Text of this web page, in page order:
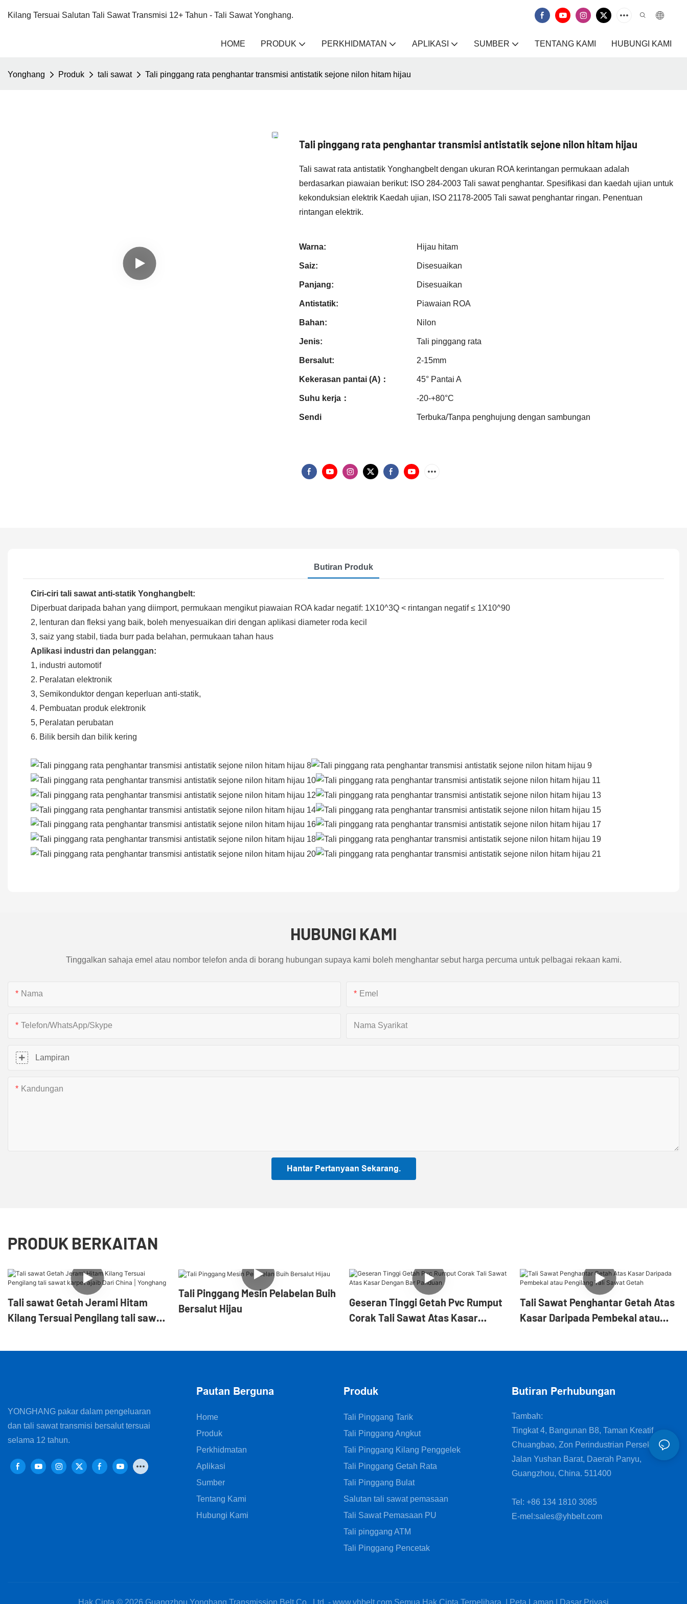
Kilang Tersuai Salutan Tali Sawat Transmisi 12+ Tahun - Tali Sawat Yonghang.
HOME PRODUK PERKHIDMATAN APLIKASI SUMBER TENTANG KAMI HUBUNGI KAMI
Yonghang Produk tali sawat Tali pinggang rata penghantar transmisi antistatik sejone nilon hitam hijau
Tali pinggang rata penghantar transmisi antistatik sejone nilon hitam hijau
Tali sawat rata antistatik Yonghangbelt dengan ukuran ROA kerintangan permukaan adalah
berdasarkan piawaian berikut: ISO 284-2003 Tali sawat penghantar. Spesifikasi dan kaedah ujian untuk
kekonduksian elektrik Kaedah ujian, ISO 21178-2005 Tali sawat penghantar ringan. Penentuan
rintangan elektrik.
Warna: Hijau hitam
Saiz: Disesuaikan
Panjang: Disesuaikan
Antistatik: Piawaian ROA
Bahan: Nilon
Jenis: Tali pinggang rata
Bersalut: 2-15mm
Kekerasan pantai (A)： 45° Pantai A
Suhu kerja： -20-+80°C
Sendi Terbuka/Tanpa penghujung dengan sambungan
Butiran Produk
Ciri-ciri tali sawat anti-statik Yonghangbelt:
Diperbuat daripada bahan yang diimport, permukaan mengikut piawaian ROA kadar negatif: 1X10^3Q < rintangan negatif ≤ 1X10^90
2, lenturan dan fleksi yang baik, boleh menyesuaikan diri dengan aplikasi diameter roda kecil
3, saiz yang stabil, tiada burr pada belahan, permukaan tahan haus
Aplikasi industri dan pelanggan:
1, industri automotif
2. Peralatan elektronik
3, Semikonduktor dengan keperluan anti-statik,
4. Pembuatan produk elektronik
5, Peralatan perubatan
6. Bilik bersih dan bilik kering
HUBUNGI KAMI
Tinggalkan sahaja emel atau nombor telefon anda di borang hubungan supaya kami boleh menghantar sebut harga percuma untuk pelbagai rekaan kami.
Nama Emel
Telefon/WhatsApp/Skype Nama Syarikat
Lampiran
Kandungan
Hantar Pertanyaan Sekarang.
PRODUK BERKAITAN
Tali sawat Getah Jerami Hitam
Kilang Tersuai Pengilang tali sawat
Tali Pinggang Mesin Pelabelan Buih
Bersalut Hijau
Geseran Tinggi Getah Pvc Rumput
Corak Tali Sawat Atas Kasar
Tali Sawat Penghantar Getah Atas
Kasar Daripada Pembekal atau
YONGHANG pakar dalam pengeluaran
dan tali sawat transmisi bersalut tersuai
selama 12 tahun.
Pautan Berguna
Home
Produk
Perkhidmatan
Aplikasi
Sumber
Tentang Kami
Hubungi Kami
Produk
Tali Pinggang Tarik
Tali Pinggang Angkut
Tali Pinggang Kilang Penggelek
Tali Pinggang Getah Rata
Tali Pinggang Bulat
Salutan tali sawat pemasaan
Tali Sawat Pemasaan PU
Tali pinggang ATM
Tali Pinggang Pencetak
Butiran Perhubungan
Tambah:
Tingkat 4, Bangunan B8, Taman Kreatif
Chuangbao, Zon Perindustrian Persekutuan,
Jalan Yushan Barat, Daerah Panyu,
Guangzhou, China. 511400
Tel: +86 134 1810 3085
E-mel:sales@yhbelt.com
Hak Cipta © 2026 Guangzhou Yonghang Transmission Belt Co., Ltd. - www.yhbelt.com Semua Hak Cipta Terpelihara. | Peta Laman Dasar Privasi